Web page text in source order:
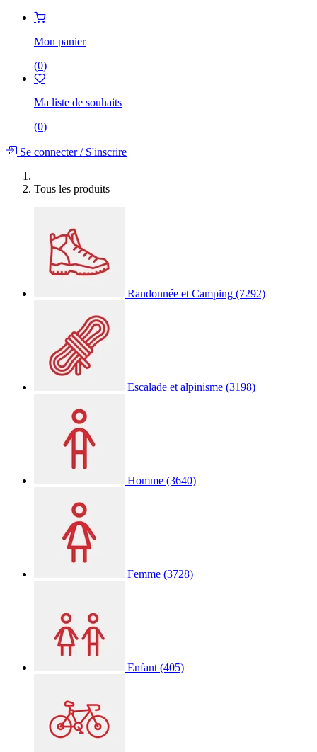
Mon panier
(0)
Ma liste de souhaits
(0)
Se connecter/S'inscrire
Tous les produits
Randonnée et Camping (7292)
Escalade et alpinisme (3198)
Homme (3640)
Femme (3728)
Enfant (405)